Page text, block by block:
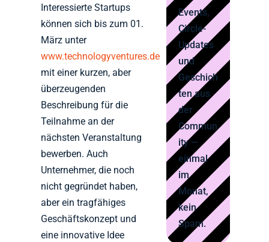
Interessierte Startups
können sich bis zum 01.
März unter
www.technologyventures.de
mit einer kurzen, aber
überzeugenden
Beschreibung für die
Teilnahme an der
nächsten Veranstaltung
bewerben. Auch
Unternehmer, die noch
nicht gegründet haben,
aber ein tragfähiges
Geschäftskonzept und
eine innovative Idee
Events,
Circle-
Updates
und
Geschich
ten aus
der
Commun
ity —
einmal
im
Monat,
kein
Spam.